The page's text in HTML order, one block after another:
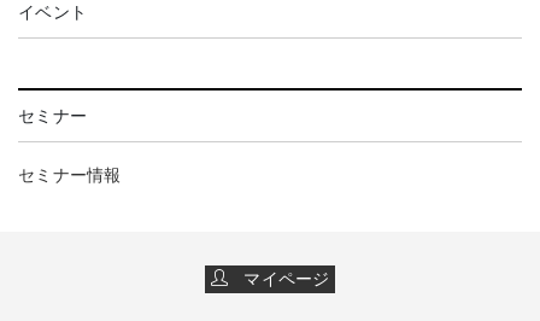
イベント
セミナー
セミナー情報
マイページ